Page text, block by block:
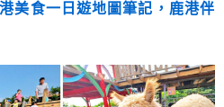
美食一日遊地圖筆記，鹿港伴